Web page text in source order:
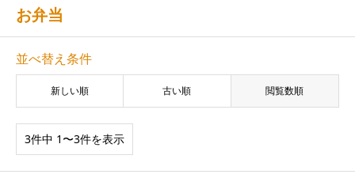
お弁当
並べ替え条件
新しい順 古い順 閲覧数順
3件中 1〜3件を表示